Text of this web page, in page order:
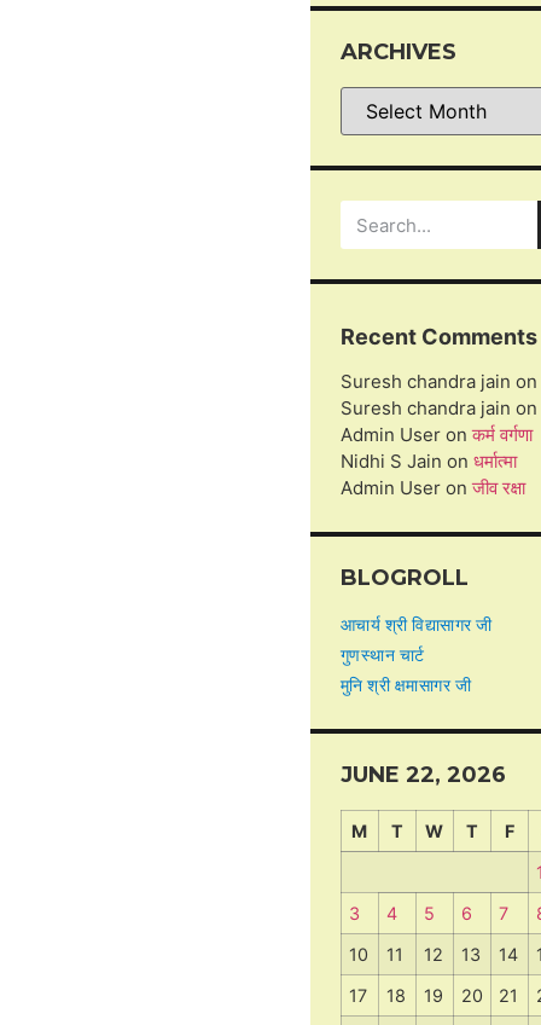
ARCHIVES
Recent Comments
Suresh chandra jain on
Suresh chandra jain on
Admin Useronकर्म वर्गणा
Nidhi S Jain on धर्मात्मा
Admin Useronजीव रक्षा
BLOGROLL
आचार्य श्री विद्यासागर जी
गुणस्थान चार्ट
मुनि श्री क्षमासागर जी
JUNE 22, 2026
M T W T F
1
3
4 5 6 7
10
11 12 13 14
17
18 19 20 21